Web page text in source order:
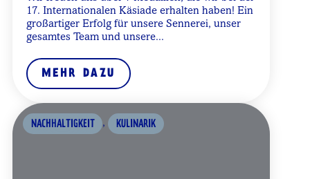
17. Internationalen Käsiade erhalten haben! Ein
großartiger Erfolg für unsere Sennerei, unser
gesamtes Team und unsere...
MEHR DAZU
NACHHALTIGKEIT , KULINARIK